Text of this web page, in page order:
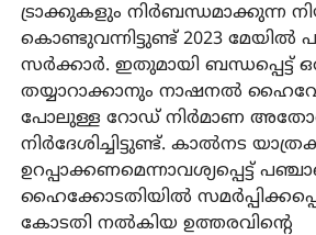
ട്രാക്കുകളും നിര്‍ബന്ധമാക്കുന്ന
കൊണ്ടുവന്നിട്ടുണ്ട് 2023 മേയില്‍
സര്‍ക്കാര്‍. ഇതുമായി ബന്ധപ്പെട്ട്
തയ്യാറാക്കാനും നാഷനല്‍ ഹൈവേ
പോലുള്ള റോഡ് നിര്‍മാണ
നിര്‍ദേശിച്ചിട്ടുണ്ട്. കാല്‍നട
ഉറപ്പാക്കണമെന്നാവശ്യപ്പെട്ട്
ഹൈക്കോടതിയില്‍
കോടതി നല്‍കിയ ഉത്തരവിന്റെ